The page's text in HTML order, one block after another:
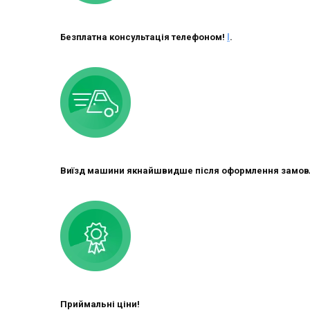
Безплатна консультація телефоном! .
Виїзд машини якнайшвидше після оформлення
Приймальні ціни!